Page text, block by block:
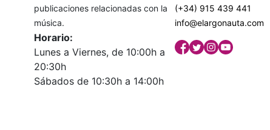
publicaciones relacionadas con la
música.
Horario:
Lunes a Viernes, de 10:00h a
20:30h
Sábados de 10:30h a 14:00h
(+34) 915 439 441
info@elargonauta.com